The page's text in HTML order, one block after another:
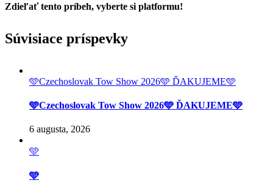
Zdieľať tento príbeh, vyberte si platformu!
Súvisiace príspevky
🩵Czechoslovak Tow Show 2026🩵 ĎAKUJEME🩵
🩵Czechoslovak Tow Show 2026🩵 ĎAKUJEME🩵
6 augusta, 2026
🩵
🩵